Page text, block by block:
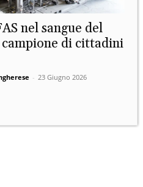
nel sangue del
campione di cittadini
- 23 Giugno 2026